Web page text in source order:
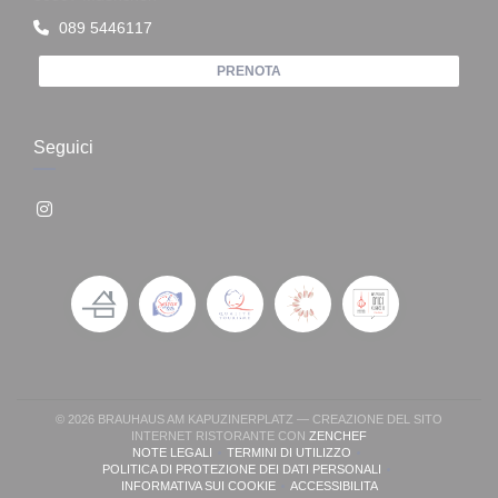
089 5446117
PRENOTA
Seguici
Instagram ((apre una nuova finestra))
© 2026 BRAUHAUS AM KAPUZINERPLATZ — CREAZIONE DEL SITO
INTERNET RISTORANTE CON ZENCHEF((APRE UNA NUOVA
NOTE LEGALI((APRE UNA NUOVA FINESTRA))
TERMINI DI UTILIZZO((APRE UNA NUOVA FINESTRA))
POLITICA DI PROTEZIONE DEI DATI PERSONALI
((APRE UNA NUOVA FINESTRA))
INFORMATIVA SUI COOKIE((APRE UNA NUOVA FINESTRA))
ACCESSIBILITA((APRE UNA NUOVA